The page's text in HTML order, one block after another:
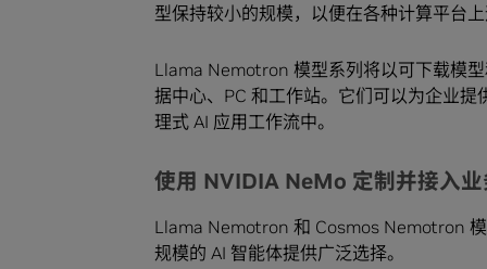
型保持较小的规模，以便在各种计算平台
Llama Nemotron 模型系列将以可下载模
据中心、PC 和工作站。它们可以为企业
理式 AI 应用工作流中。
使用 NVIDIA NeMo 定制并接入业
Llama Nemotron 和 Cosmos Nemotron
规模的 AI 智能体提供广泛选择。